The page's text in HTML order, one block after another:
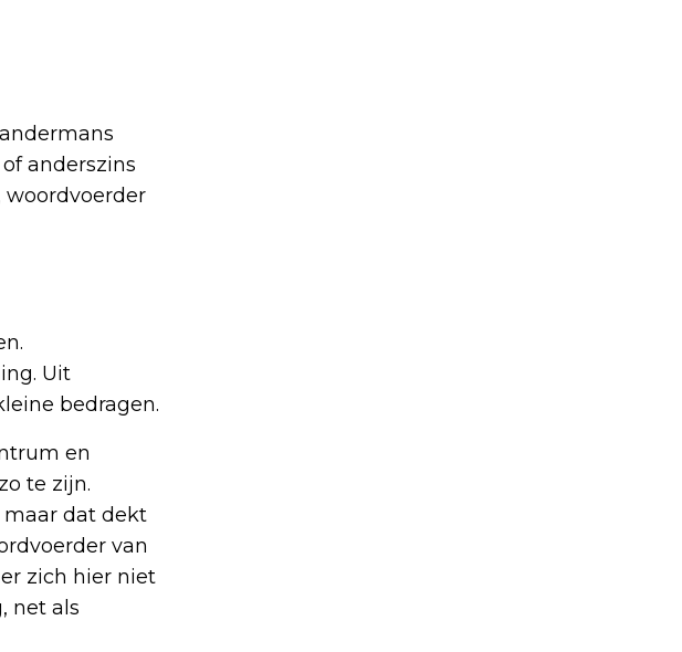
anderszins
woordvoerder
Uit
bedragen.
en
te zijn.
maar dat dekt
van
zich hier niet
net als